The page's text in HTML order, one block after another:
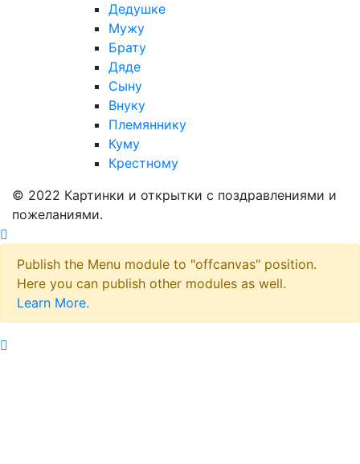
Дедушке
Мужу
Брату
Дяде
Сыну
Внуку
Племяннику
Куму
Крестному
© 2022 Картинки и открытки с поздравлениями и
пожеланиями.
Publish the Menu module to "offcanvas" position.
Here you can publish other modules as well.
Learn More.